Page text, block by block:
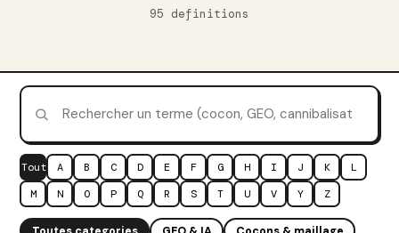
95 definitions
Tout A B C D E F G H I J K
L
M
N O P Q R S T U V Y Z